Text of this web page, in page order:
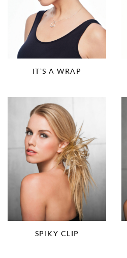
IT’S A WRAP
SPIKY CLIP